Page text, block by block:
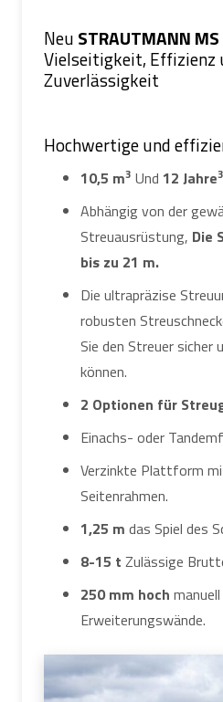
Neu STRAUTMANN MS
Vielseitigkeit, Effizienz
Zuverlässigkeit
Hochwertige und
10,5 m3 Und 12 Jahre3
Abhängig von der
Streuausrüstung, Die
bis zu 21 m.
Die ultrapräzise
robusten
Sie den Streuer sicher
können.
2 Optionen für
Einachs- oder
Verzinkte Plattform
Seitenrahmen.
1,25 m das Spiel des
8-15 t Zulässige
250 mm hoch
Erweiterungswände.